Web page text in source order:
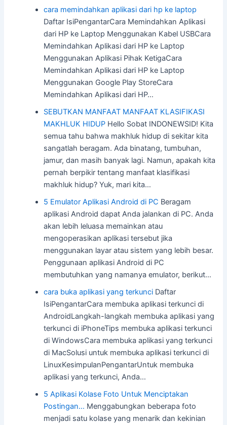
cara memindahkan aplikasi dari hp ke laptop
Daftar IsiPengantarCara Memindahkan Aplikasi
dari HP ke Laptop Menggunakan Kabel USBCara
Memindahkan Aplikasi dari HP ke Laptop
Menggunakan Aplikasi Pihak KetigaCara
Memindahkan Aplikasi dari HP ke Laptop
Menggunakan Google Play StoreCara
Memindahkan Aplikasi dari HP…
SEBUTKAN MANFAAT MANFAAT KLASIFIKASI
MAKHLUK HIDUP Hello Sobat INDONEWSID! Kita
semua tahu bahwa makhluk hidup di sekitar kita
sangatlah beragam. Ada binatang, tumbuhan,
jamur, dan masih banyak lagi. Namun, apakah kita
pernah berpikir tentang manfaat klasifikasi
makhluk hidup? Yuk, mari kita…
5 Emulator Aplikasi Android di PC Beragam
aplikasi Android dapat Anda jalankan di PC. Anda
akan lebih leluasa memainkan atau
mengoperasikan aplikasi tersebut jika
menggunakan layar atau sistem yang lebih besar.
Penggunaan aplikasi Android di PC
membutuhkan yang namanya emulator, berikut…
cara buka aplikasi yang terkunci Daftar
IsiPengantarCara membuka aplikasi terkunci di
AndroidLangkah-langkah membuka aplikasi yang
terkunci di iPhoneTips membuka aplikasi terkunci
di WindowsCara membuka aplikasi yang terkunci
di MacSolusi untuk membuka aplikasi terkunci di
LinuxKesimpulanPengantarUntuk membuka
aplikasi yang terkunci, Anda…
5 Aplikasi Kolase Foto Untuk Menciptakan
Postingan… Menggabungkan beberapa foto
menjadi satu kolase yang menarik dan kekinian